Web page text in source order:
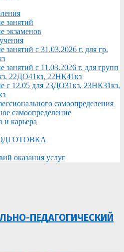
занятий
экзаменов
занятий с 31.03.2026 г. для гр.
занятий с 11.03.2026 г. для групп
22ДО41кз, 22НК41кз
с 12.05 для 23ДО31кз, 23НК31кз,
самоопределения
самоопределение
и карьера
оказания услуг
ПЕДАГОГИЧЕСКИЙ